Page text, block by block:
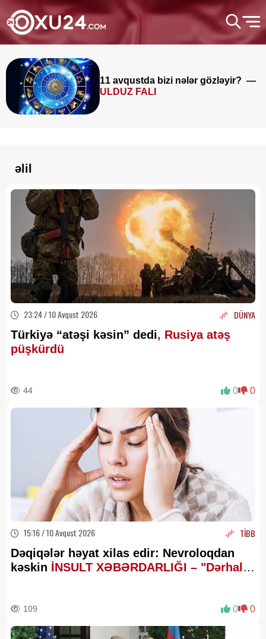
11 avqustda bizi nələr gözləyir? —
ULDUZ FALI
əlil
23:24 / 10 Avqust 2026 DÜNYA
Türkiyə “atəşi kəsin” dedi, Rusiya atəş
püşkürdü
44 0 0
15:16 / 10 Avqust 2026 TİBB
Dəqiqələr həyat xilas edir: Nevroloqdan
kəskin İNSULT XƏBƏRDARLIĞI – "Dərhal
109 0 0